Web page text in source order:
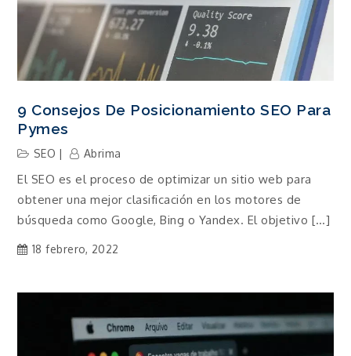
9 Consejos De Posicionamiento SEO Para
Pymes
SEO Abrima
El SEO es el proceso de optimizar un sitio web para
obtener una mejor clasificación en los motores de
búsqueda como Google, Bing o Yandex. El objetivo […]
18 febrero, 2022